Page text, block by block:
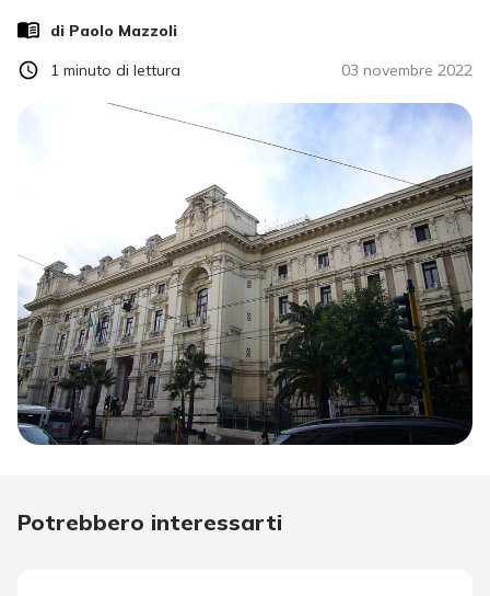
di Paolo Mazzoli
03 novembre 2022
1 minuto di lettura
Potrebbero interessarti